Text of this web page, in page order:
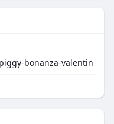
bonanza-valentin